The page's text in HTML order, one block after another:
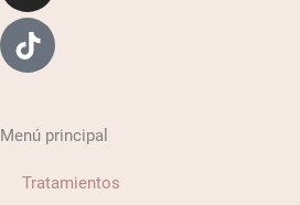
Menú principal
Tratamientos